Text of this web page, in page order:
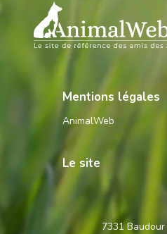
Mentions légales
AnimalWeb
Le site
Contactez-
7331